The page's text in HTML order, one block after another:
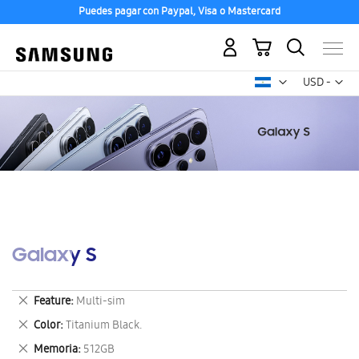
Puedes pagar con Paypal, Visa o Mastercard
USD -
dólar
Mi carrito
Galaxy S
Feature Multi-sim
Eliminar
este
artículo
Color Titanium Black.
Eliminar
este
Memoria 512GB
Eliminar